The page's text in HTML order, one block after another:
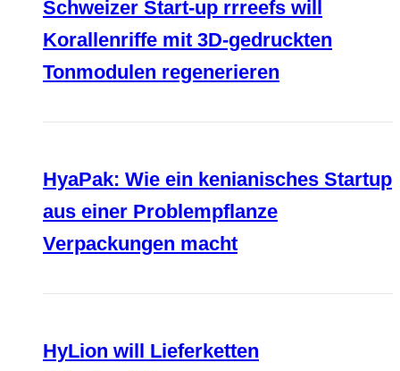
Schweizer Start-up rrreefs will
Korallenriffe mit 3D-gedruckten
Tonmodulen regenerieren
HyaPak: Wie ein kenianisches Startup
aus einer Problempflanze
Verpackungen macht
HyLion will Lieferketten